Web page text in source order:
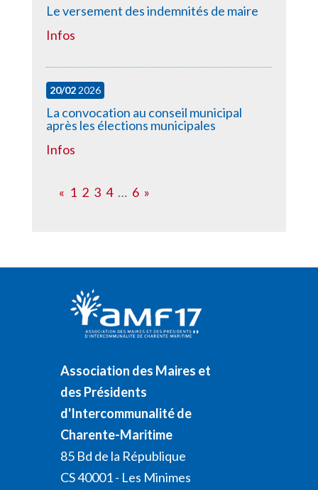
Le versement des indemnités de maire
Infos
20/022026
La convocation au conseil municipal
après les élections municipales
Infos
« 1 2 3 4 … 6 »
Association des Maires et
des Présidents
d'Intercommunalité de
Charente-Maritime
85 Bd de la République
CS 40001 - Les Minimes